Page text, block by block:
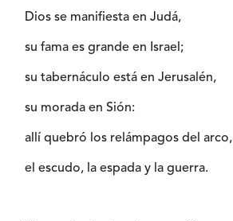
Dios se manifiesta en Judá,
su fama es grande en Israel;
su tabernáculo está en Jerusalén,
su morada en Sión:
allí quebró los relámpagos del arco,
el escudo, la espada y la guerra.